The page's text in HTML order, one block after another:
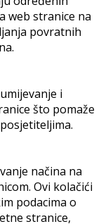
web stranice na
povratnih
i
što pomaže
načina na
Ovi kolačići
podacima o
stranice,